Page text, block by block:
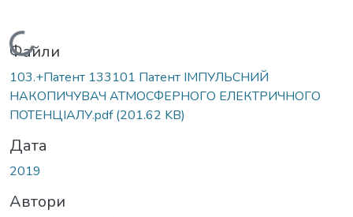
Вантажиться...
Файли
103.+Патент 133101 Патент ІМПУЛЬСНИЙ
НАКОПИЧУВАЧ АТМОСФЕРНОГО ЕЛЕКТРИЧНОГО
ПОТЕНЦІАЛУ.pdf(201.62 KB)
Дата
2019
Автори